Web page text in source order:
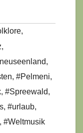
,
,
,
, #Pelmeni,
, #Spreewald,
, #urlaub,
, #Weltmusik